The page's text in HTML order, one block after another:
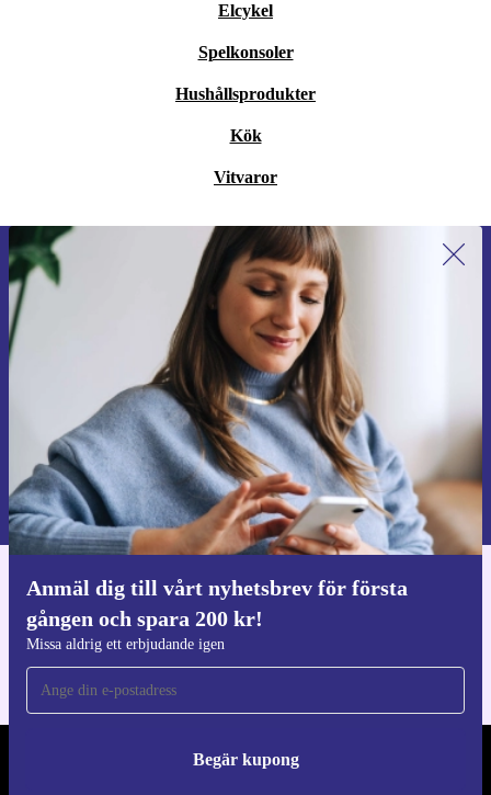
Elcykel
Spelkonsoler
Hushållsprodukter
Kök
Vitvaror
Anmäl dig till vårt nyhetsbrev för första
gången och spara 200 kr!
Missa aldrig ett erbjudande igen
Begär kupong
Anmäl dig till vårt nyhetsbrev för
första gången och spara 200 kr!
Missa aldrig ett erbjudande igen.
Begär kupong
Information om användningen av personuppgifter finns i vår
Integritetspolicy
Ladda ner refurbed appen
För iOS och Android
REFURBED SVERIGE - RETHINK NEW.